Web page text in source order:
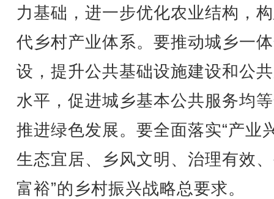
力基础，进一步优化农业结构，
代乡村产业体系。要推动城乡一
设，提升公共基础设施建设和公
水平，促进城乡基本公共服务均
推进绿色发展。要全面落实“产业
生态宜居、乡风文明、治理有效
富裕”的乡村振兴战略总要求。